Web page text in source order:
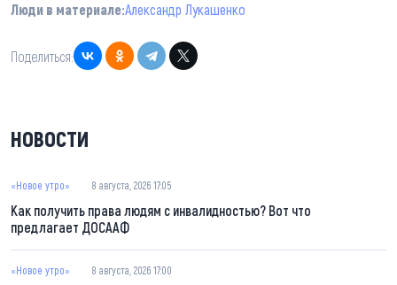
Люди в материале:Александр Лукашенко
Поделиться:
НОВОСТИ
«Новое утро» 8 августа, 2026 17:05
Как получить права людям с инвалидностью? Вот что
предлагает ДОСААФ
«Новое утро» 8 августа, 2026 17:00